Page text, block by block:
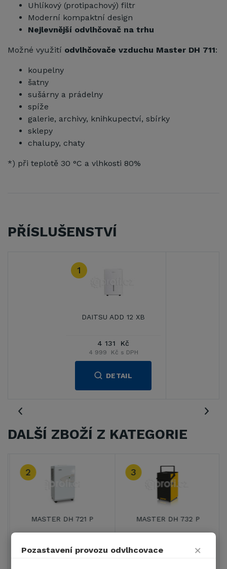
Uhlíkový (protipachový) filtr
Moderní kompaktní design
Nejlevnější odvlhčovač na trhu
Možné využití odvlhčovače vzduchu Master DH 711:
koupelny
šatny
sušárny a prádelny
spíže
galerie, archivy, knihkupectví, sbírky
sklepy
chalupy, chaty
*) při teplotě 30 °C a vlhkosti 80%
PŘÍSLUŠENSTVÍ
1
DAITSU ADD 12 XB
4 131 Kč
4 999 Kč s DPH
DETAIL
DALŠÍ ZBOŽÍ Z KATEGORIE
2
MASTER DH 721 P
11 707 Kč
14 165 Kč s DPH
3
MASTER DH 732 P
20 657 Kč s DPH
Pozastavení provozu odvlhcovace ×